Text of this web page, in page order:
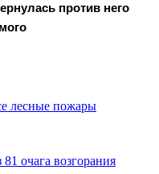
против него
лесные пожары
очага возгорания